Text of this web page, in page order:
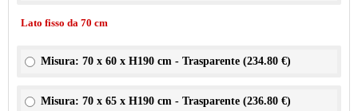
Lato fisso da 70 cm
Misura: 70 x 60 x H190 cm - Trasparente (234.80 €)
Misura: 70 x 65 x H190 cm - Trasparente (236.80 €)